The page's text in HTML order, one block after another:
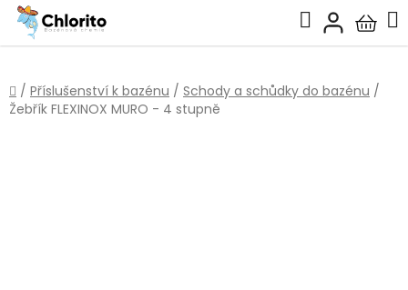
Přejít
obsah
Hledat
košík
Domů
/ Příslušenství k bazénu / Schody a schůdky do bazénu /
Žebřík FLEXINOX MURO - 4 stupně